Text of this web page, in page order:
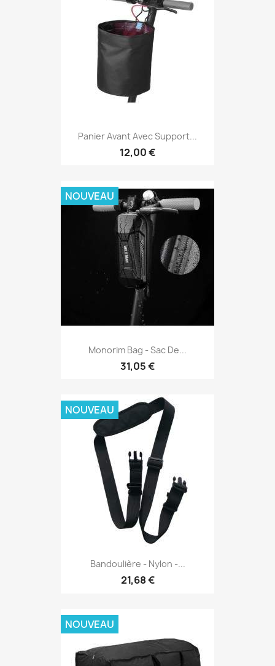
Panier Avant Avec Support...
12,00 €
Monorim Bag - Sac De...
31,05 €
NOUVEAU
Bandoulière - Nylon -...
21,68 €
NOUVEAU
NOUVEAU